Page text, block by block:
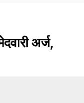
अर्ज,